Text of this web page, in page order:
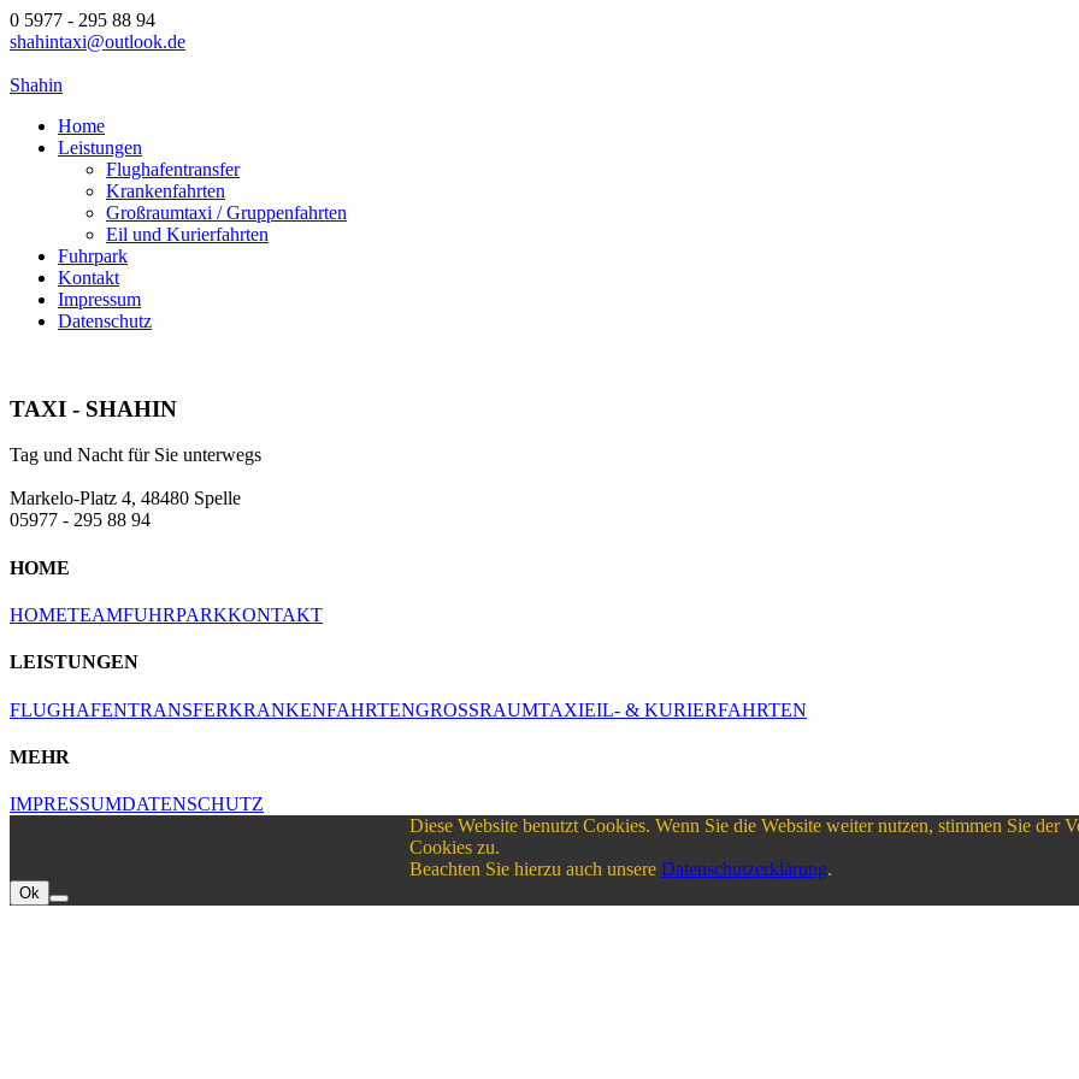
0 5977 - 295 88 94
shahintaxi@outlook.de
Shahin
Home
Leistungen
Flughafentransfer
Krankenfahrten
Großraumtaxi / Gruppenfahrten
Eil und Kurierfahrten
Fuhrpark
Kontakt
Impressum
Datenschutz
TAXI - SHAHIN
Tag und Nacht für Sie unterwegs
Markelo-Platz 4, 48480 Spelle
05977 - 295 88 94
HOME
HOMETEAMFUHRPARKKONTAKT
LEISTUNGEN
FLUGHAFENTRANSFERKRANKENFAHRTENGROSSRAUMTAXIEIL- & KURIERFAHRTEN
MEHR
IMPRESSUMDATENSCHUTZ
Diese Website benutzt Cookies. Wenn Sie die Website weiter nutzen, stimmen Sie der
Cookies zu.
Beachten Sie hierzu auch unsere Datenschutzerklärung.
Ok